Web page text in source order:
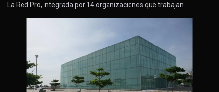
La Red Pro, integrada por 14 organizaciones que trabajan…